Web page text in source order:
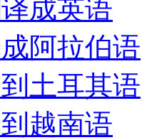
成英语
阿拉伯语
土耳其语
越南语